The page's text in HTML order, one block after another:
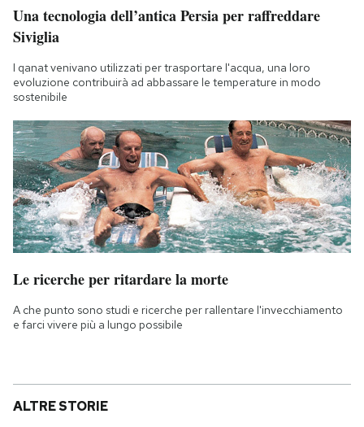
Una tecnologia dell’antica Persia per raffreddare
Siviglia
I qanat venivano utilizzati per trasportare l'acqua, una loro
evoluzione contribuirà ad abbassare le temperature in modo
sostenibile
Le ricerche per ritardare la morte
A che punto sono studi e ricerche per rallentare l'invecchiamento
e farci vivere più a lungo possibile
ALTRE STORIE